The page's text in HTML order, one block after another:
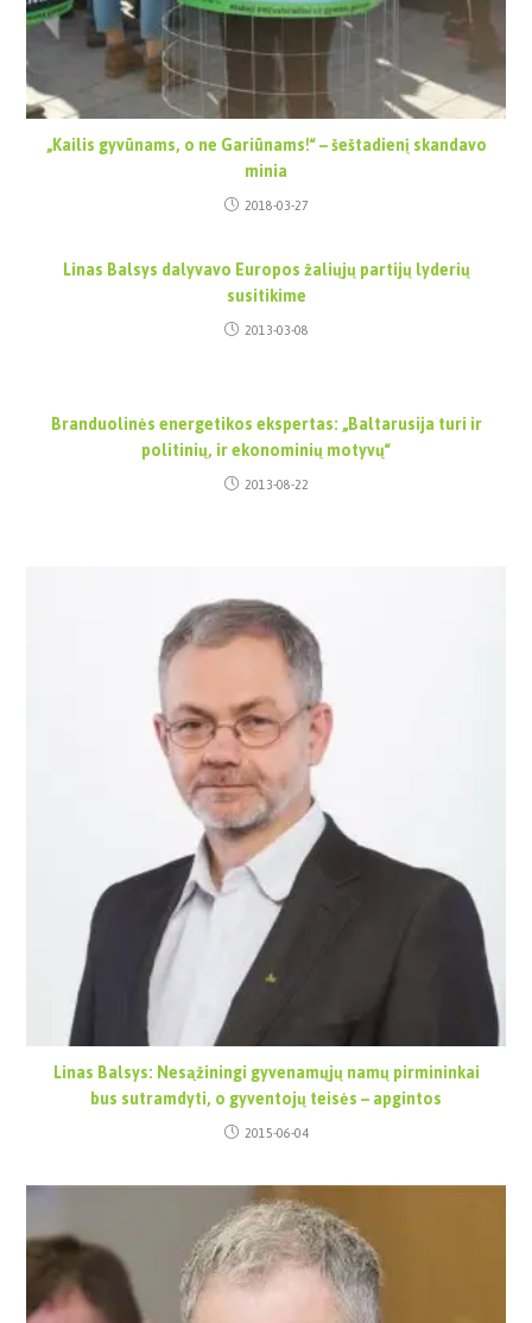
„Kailis gyvūnams, o ne Gariūnams!“ – šeštadienį skandavo
minia
2018-03-27
Linas Balsys dalyvavo Europos žaliųjų partijų lyderių
susitikime
2013-03-08
Branduolinės energetikos ekspertas: „Baltarusija turi ir
politinių, ir ekonominių motyvų“
2013-08-22
Linas Balsys: Nesąžiningi gyvenamųjų namų pirmininkai
bus sutramdyti, o gyventojų teisės – apgintos
2015-06-04